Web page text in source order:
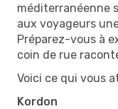
méditerranéenne
aux voyageurs
Préparez-vous à
coin de rue
Voici ce qui vous
Kordon